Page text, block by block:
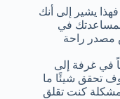
يشير إلى أنك
في
مصدر راحة
في غرفة إلى
تحقق شيئًا ما
كنت تقلق